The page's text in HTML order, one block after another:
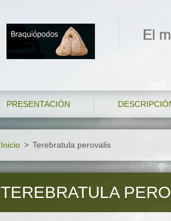
El
PRESENTACIÓN
Inicio > Terebratula perovalis
TEREBRATULA